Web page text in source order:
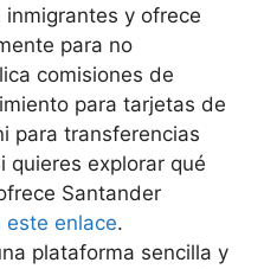
y ofrece
para no
comisiones de
para tarjetas de
para transferencias
quieres explorar qué
Santander
este enlace.
plataforma sencilla y